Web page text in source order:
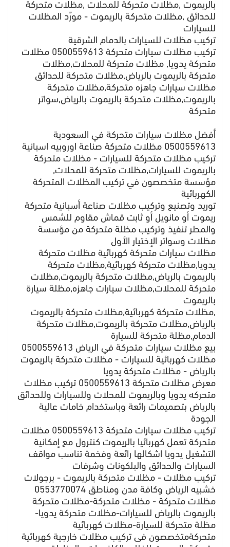
بالريموت ,مظلات متحركة للمحلات ,مظلات متحركة
للحدائق ,مظلات متحركة بالريموت - مورّد المظلات
للسيارات
تركيب مظلات للسيارات بالدمام الشرقية
تركيب مظلات سيارات متحركة 0500559613 مظلات
متحركة يدويا, مظلات متحركة للمحلات,مظلات
متحركة بالريموت بالرياض,مظلات متحركة للحدائق
مظلات سيارات جاهزه متحركة,مظلات متحركة
بالريموت,مظلات متحركة بالريموت بالرياض,سواتر
متحركة
أفضل مظلات سيارات متحركة في السعودية
0500559613 مظلات متحركة صناعة اوروبيه اسبانية
تركيب مظلات متحركة للسيارات - مظلات متحركة
بالريموت للسيارات,مظلات متحركة للمحلات,
مؤسسة متخصصون في تركيب المظلات المتحركة
الكهربائية
توريد وتصنيع وتركيب مظلات صناعة أسبانية متحركة
ريموت أو مانويل أو ثابت قماش مقاوم للشمس
والمطر تنفيذ وتركيب مظلة متحركة من مؤسسة
مظلات وسواتر الإختيار الأول
مظلات سيارات متحركة كهربائية مظلات متحركة
يدويا,مظلات متحركة كهربائية,مظلات متحركة
بالريموت بالرياض,مظلات متحركة بالريموت,مظلات
متحركة للمحلات,مظلات سيارات جاهزه,مظلة سيارة
بالريموت
,مظلات متحركة كهربائية,مظلات متحركة بالريموت
بالرياض,مظلات متحركة بالريموت,مظلات متحركة
الدمام,مظلة متحركة للسيارة
بيع مظلات سيارات متحركة في الرياض 0500559613
مظلات كهربائية للسيارات - مظلات متحركة بالريموت
بالرياض - مظلات متحركة يدويا
معرض مظلات متحركة 0500559613 تركيب مظلات
متحركه يدويا وبالريموت للمحلات وللسيارات وللحدائق
بالرياض بتصميمات رائعة وباستخدام خامات عالية
الجودة
تركيب مظلات سيارات متحركة 0500559613 مظلات
متحركة تعمل كهربائيا بالريموت كنترول مع إمكانية
التشغيل يدويا اشكالها رائعة وفخمة تناسب مواقف
السيارات والحدائق والبلكونات وشرفات
تركيب مظلات - مظلات متحركة بالريموت - برجولات
خشبيه الرياض وكافة مدن ومناطق 0553770074
مظلات متحركة - مظلات متحركة-مظلات متحركة
بالريموت بالرياض للسيارات-مظلات متحركة يدويا-
مظلة متحركة للسيارة-مظلات كهربائية
متحركةمتخصصون فى تركيب مظلات خارجية كهربائية